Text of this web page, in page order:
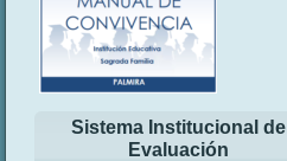
Sistema Institucional de
Evaluación